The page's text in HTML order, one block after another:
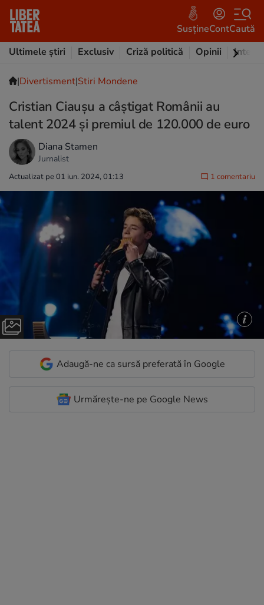
SusțineContCaută
Ultimele știri
Exclusiv Criză politică Opinii
|Divertisment|Stiri Mondene
Cristian Ciaușu a câștigat Românii au
talent 2024 și premiul de 120.000 de euro
Diana Stamen
Jurnalist
Actualizat pe 01 iun. 2024, 01:13 1 comentariu
Adaugă-ne ca sursă preferată în Google
Urmărește-ne pe Google News